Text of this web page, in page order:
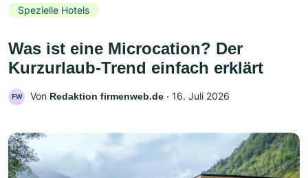
Spezielle Hotels
Was ist eine Microcation? Der
Kurzurlaub-Trend einfach erklärt
FW Von Redaktion firmenweb.de ‧ 16. Juli 2026